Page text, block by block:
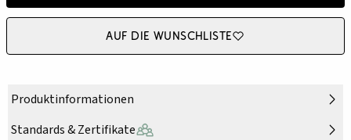
Auf die Wunschliste
Produktinformationen
Standards & Zertifikate